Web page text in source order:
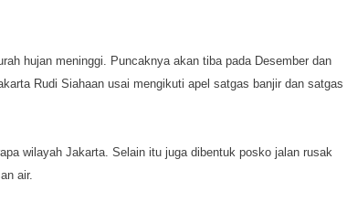
hujan meninggi. Puncaknya akan tiba pada Desember dan
Rudi Siahaan usai mengikuti apel satgas banjir dan satgas
wilayah Jakarta. Selain itu juga dibentuk posko jalan rusak
air.